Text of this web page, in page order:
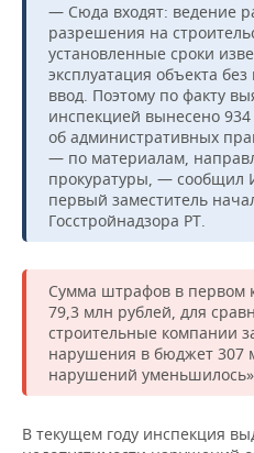
— Сюда входят: ведение
разрешения на
установленные сроки
эксплуатация объекта
ввод. Поэтому по факту
инспекцией вынесено
об административных
— по материалам,
прокуратуры, — сообщил
первый заместитель
Госстройнадзора РТ.
Сумма штрафов в первом
79,3 млн рублей, для
строительные компании
нарушения в бюджет 307
нарушений
В текущем году инспекция